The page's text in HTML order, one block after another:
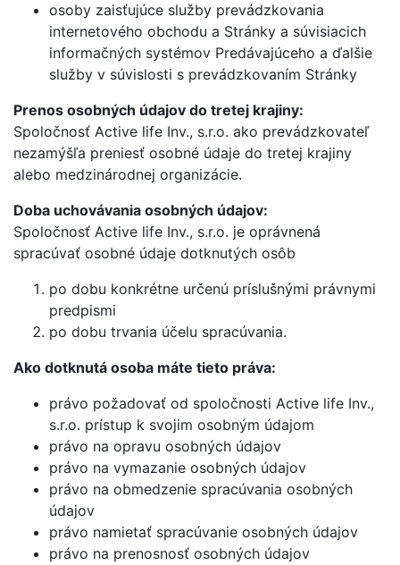
osoby zaisťujúce služby prevádzkovania
internetového obchodu a Stránky a súvisiacich
informačných systémov Predávajúceho a ďalšie
služby v súvislosti s prevádzkovaním Stránky
Prenos osobných údajov do tretej krajiny:
Spoločnosť Active life Inv., s.r.o. ako prevádzkovateľ
nezamýšľa preniesť osobné údaje do tretej krajiny
alebo medzinárodnej organizácie.
Doba uchovávania osobných údajov:
Spoločnosť Active life Inv., s.r.o. je oprávnená
spracúvať osobné údaje dotknutých osôb
po dobu konkrétne určenú príslušnými právnymi
predpismi
po dobu trvania účelu spracúvania.
Ako dotknutá osoba máte tieto práva:
právo požadovať od spoločnosti Active life Inv.,
s.r.o. prístup k svojim osobným údajom
právo na opravu osobných údajov
právo na vymazanie osobných údajov
právo na obmedzenie spracúvania osobných
údajov
právo namietať spracúvanie osobných údajov
právo na prenosnosť osobných údajov